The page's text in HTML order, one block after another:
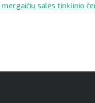
salės tinklinio